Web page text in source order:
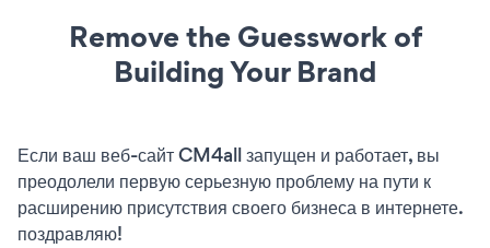
Remove the Guesswork of
Building Your Brand
Если ваш веб-сайт CM4all запущен и работает, вы
преодолели первую серьезную проблему на пути к
расширению присутствия своего бизнеса в интернете.
поздравляю!